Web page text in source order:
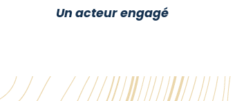
Un acteur engagé